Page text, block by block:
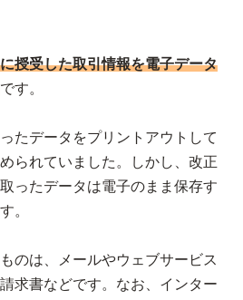
授受した取引情報を電子データ
です。
たデータをプリントアウトして
られていました。しかし、改正
ったデータは電子のまま保存す
。
のは、メールやウェブサービス
求書などです。なお、インター